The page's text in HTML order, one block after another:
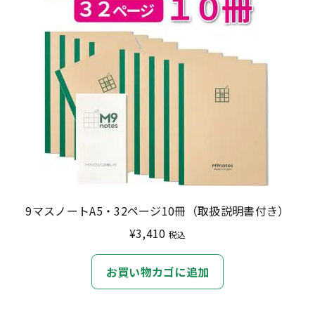
9マスノートA5・32ページ10冊（取扱説明書付き）
¥3,410 税込
お買い物カゴに追加